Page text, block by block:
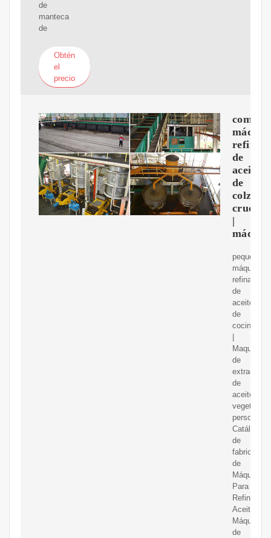
de
manteca
de
Obtén
el
precio
de
aceite
de
colza
crudo
|
pequeña
máquina
refinadora
de
aceite
de
cocina
Maquinaria
de
extracción
de
aceite
vegetal
Catálogo
de
fabricantes
de
Máquina
Para
Refinar
Aceite
Máquina
de